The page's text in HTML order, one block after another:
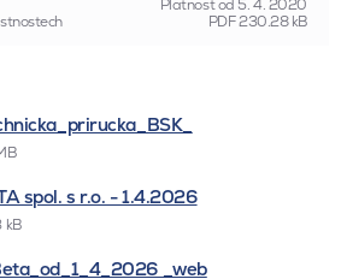
Platnost od 5. 4. 2020
PDF230.28 kB
spol. s r.o. - 1.4.2026
kB
_web